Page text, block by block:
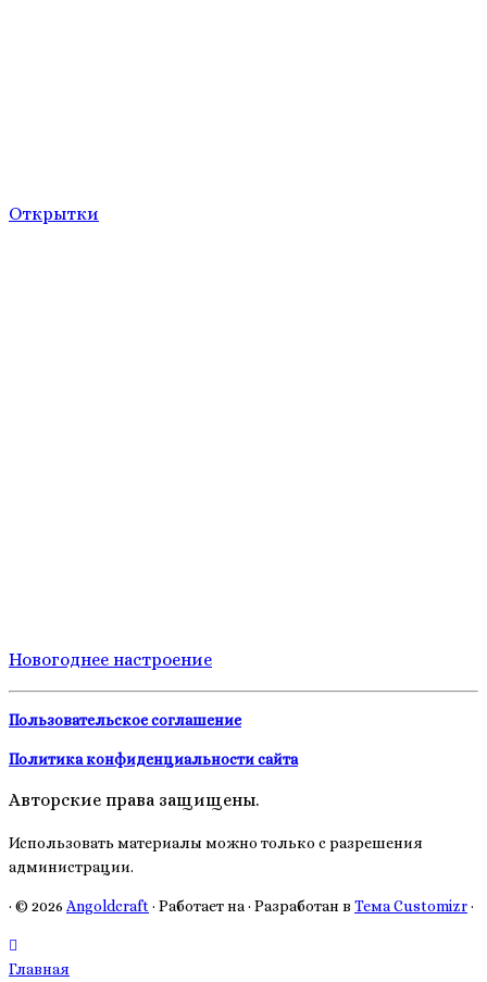
Открытки
Новогоднее настроение
Пользовательское соглашение
Политика конфиденциальности сайта
Авторские права защищены.
Использовать материалы можно только с разрешения
администрации.
· © 2026 Angoldcraft · Работает на· Разработан в Тема Customizr·
Главная